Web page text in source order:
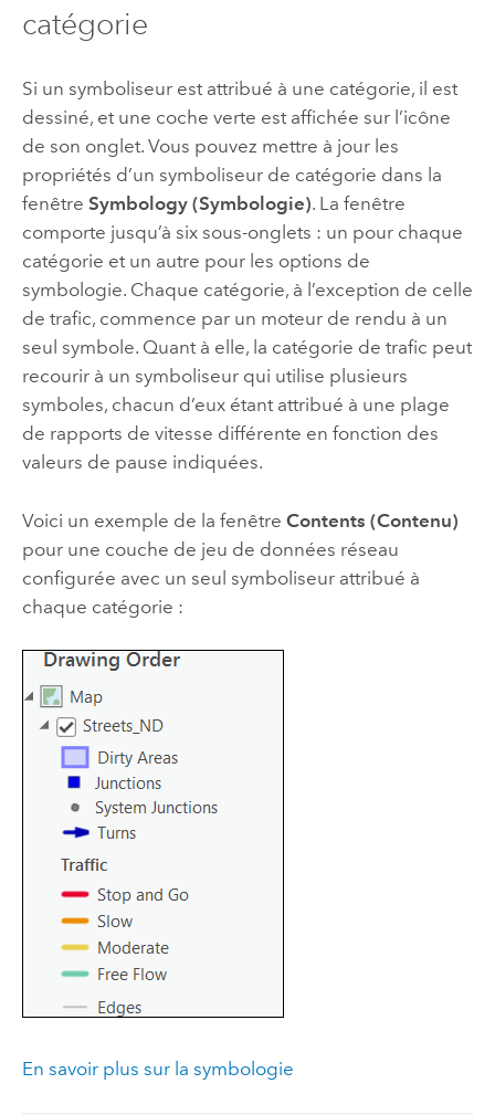
catégorie
Si un symboliseur est attribué à une catégorie, il est
dessiné, et une coche verte est affichée sur l’icône
de son onglet. Vous pouvez mettre à jour les
propriétés d’un symboliseur de catégorie dans la
fenêtre Symbology (Symbologie). La fenêtre
comporte jusqu’à six sous-onglets : un pour chaque
catégorie et un autre pour les options de
symbologie. Chaque catégorie, à l’exception de celle
de trafic, commence par un moteur de rendu à un
seul symbole. Quant à elle, la catégorie de trafic peut
recourir à un symboliseur qui utilise plusieurs
symboles, chacun d’eux étant attribué à une plage
de rapports de vitesse différente en fonction des
valeurs de pause indiquées.
Voici un exemple de la fenêtre Contents (Contenu)
pour une couche de jeu de données réseau
configurée avec un seul symboliseur attribué à
chaque catégorie :
En savoir plus sur la symbologie